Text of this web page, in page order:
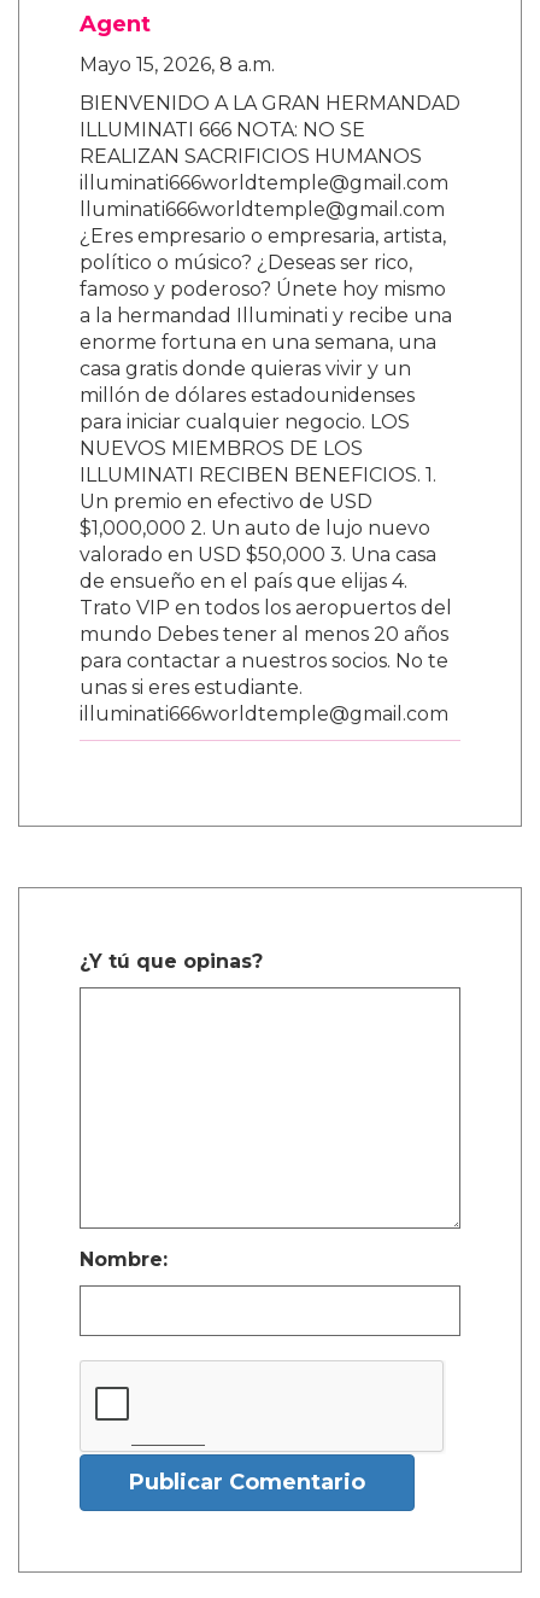
Agent
Mayo 15, 2026, 8 a.m.
BIENVENIDO A LA GRAN HERMANDAD
ILLUMINATI 666 NOTA: NO SE
REALIZAN SACRIFICIOS HUMANOS
illuminati666worldtemple@gmail.com
lluminati666worldtemple@gmail.com
¿Eres empresario o empresaria, artista,
político o músico? ¿Deseas ser rico,
famoso y poderoso? Únete hoy mismo
a la hermandad Illuminati y recibe una
enorme fortuna en una semana, una
casa gratis donde quieras vivir y un
millón de dólares estadounidenses
para iniciar cualquier negocio. LOS
NUEVOS MIEMBROS DE LOS
ILLUMINATI RECIBEN BENEFICIOS. 1.
Un premio en efectivo de USD
$1,000,000 2. Un auto de lujo nuevo
valorado en USD $50,000 3. Una casa
de ensueño en el país que elijas 4.
Trato VIP en todos los aeropuertos del
mundo Debes tener al menos 20 años
para contactar a nuestros socios. No te
unas si eres estudiante.
illuminati666worldtemple@gmail.com
¿Y tú que opinas?
Nombre:
Publicar Comentario